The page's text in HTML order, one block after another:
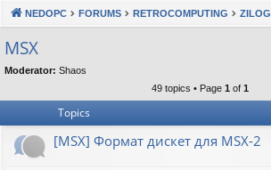
u
s
NEDOPC FORUMS RETROCOMPUTING ZILOG
MSX
Moderator: Shaos
49 topics • Page 1 of 1
Topics
[MSX] Формат дискет для MSX-2